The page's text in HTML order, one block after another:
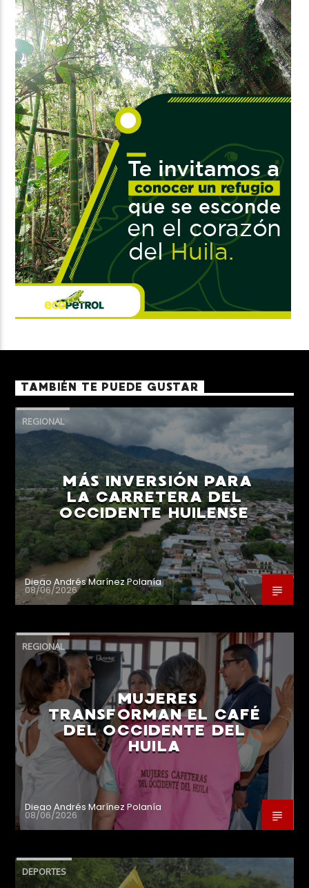
TAMBIÉN TE PUEDE GUSTAR
REGIONAL
MÁS INVERSIÓN PARA
LA CARRETERA DEL
OCCIDENTE HUILENSE
Diego Andrés Marínez Polanía
08/06/2026
REGIONAL
MUJERES
TRANSFORMAN EL CAFÉ
DEL OCCIDENTE DEL
HUILA
Diego Andrés Marínez Polanía
08/06/2026
DEPORTES